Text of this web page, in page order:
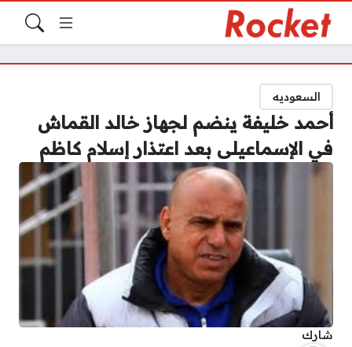
السعوديه
أحمد خليفة ينضم لجهاز خالد القماش
في الإسماعيلى بعد اعتذار إسلام كاظم
شارك